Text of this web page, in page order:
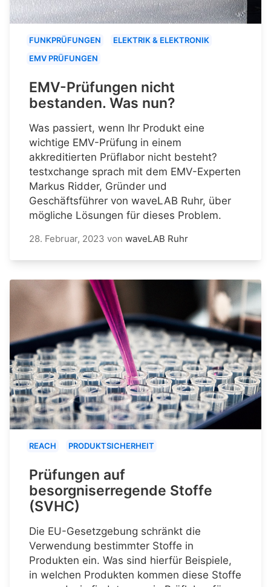
FUNKPRÜFUNGEN
ELEKTRIK & ELEKTRONIK
EMV PRÜFUNGEN
EMV-Prüfungen nicht
bestanden. Was nun?
Was passiert, wenn Ihr Produkt eine
wichtige EMV-Prüfung in einem
akkreditierten Prüflabor nicht besteht?
testxchange sprach mit dem EMV-Experten
Markus Ridder, Gründer und
Geschäftsführer von waveLAB Ruhr, über
mögliche Lösungen für dieses Problem.
28. Februar, 2023 von waveLAB Ruhr
REACH PRODUKTSICHERHEIT
Prüfungen auf
besorgniserregende Stoffe
(SVHC)
Die EU-Gesetzgebung schränkt die
Verwendung bestimmter Stoffe in
Produkten ein. Was sind hierfür Beispiele,
in welchen Produkten kommen diese Stoffe